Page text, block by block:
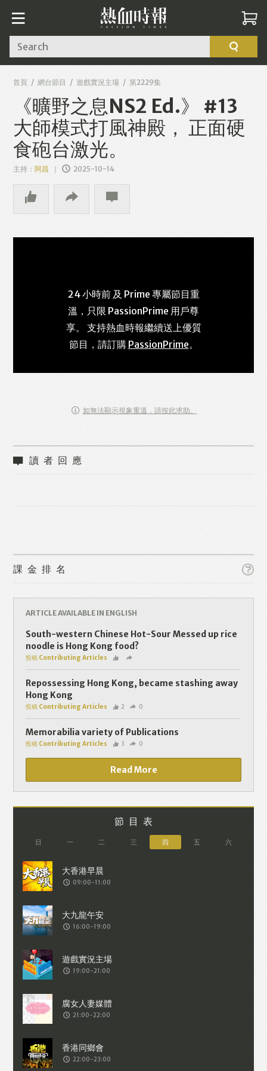
WhatsApp Email
Search
首頁 網台節目 遊戲實況主場 第2229集
《曠野之息NS2 Ed.》 #13
大師模式打風神殿， 正面硬
食砲台激光。
主持：阿昌 2025-10-14
24 小時前 及 Prime 專屬節目重
溫，只限 PassionPrime 用戶尊
享。 支持熱血時報繼續送上優質
節目，請訂購 PassionPrime。
如無法顯示視象重溫，請按此求助。
讀者回應
課金排名
ARTICLE AVAILABLE IN ENGLISH
South-western Chinese Hot-Sour Messed up rice
noodle is Hong Kong food?
投稿 Contributing Articles
Repossessing Hong Kong, became stashing away
Hong Kong
投稿 Contributing Articles 2 0
Memorabilia variety of Publications
投稿 Contributing Articles 3 0
Read More
節目表
日 一 二 三 四 五 六
09:00-11:00
16:00-19:00
19:00-21:00
21:00-22:00
22:00-23:00